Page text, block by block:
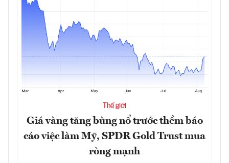
Thế giới
Giá vàng tăng bùng nổ trước thềm báo
cáo việc làm Mỹ, SPDR Gold Trust mua
ròng mạnh